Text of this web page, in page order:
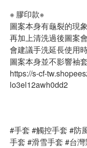
※ 膠印款※
圖案本身有龜裂的現
再加上清洗過後圖案
會建議手洗延長使用時
圖案本身並不影響袖
https://s-cf-
lo3el12awh0dd2
#手套 #觸控手套 #防
手套 #滑雪手套 #台